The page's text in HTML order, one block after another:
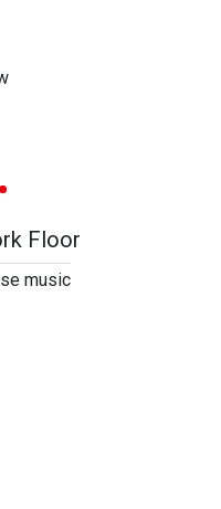
Floor
music